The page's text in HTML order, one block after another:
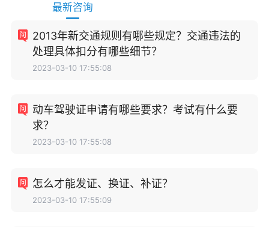
最新咨询
2013年新交通规则有哪些规定？交通违法的
处理具体扣分有哪些细节？
2023-03-10 17:55:08
动车驾驶证申请有哪些要求？考试有什么要
求？
2023-03-10 17:55:08
怎么才能发证、换证、补证？
2023-03-10 17:55:09